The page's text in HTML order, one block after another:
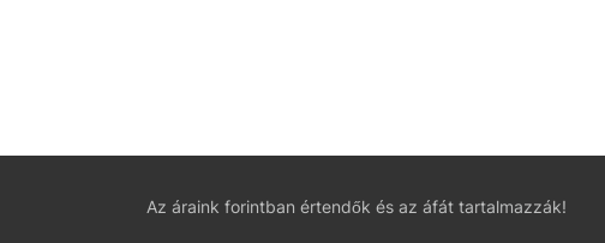
Az áraink forintban értendők és az áfát tartalmazzák!